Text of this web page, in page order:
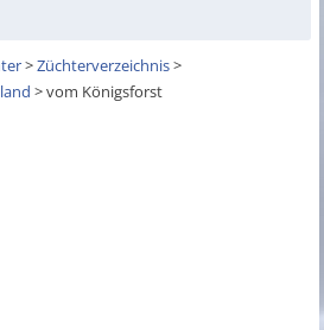
>Züchterverzeichnis>
>vom Königsforst